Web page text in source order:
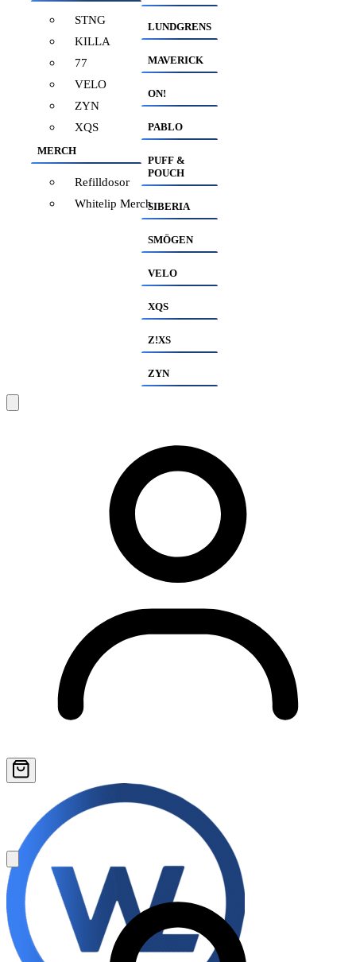
STNG
KILLA
77
VELO
ZYN
XQS
MERCH
Refilldosor
Whitelip Merch
LUNDGRENS
MAVERICK
ON!
PABLO
PUFF &
POUCH
SIBERIA
SMÖGEN
VELO
XQS
Z!XS
ZYN